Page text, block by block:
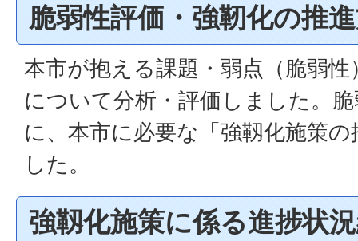
脆弱性評価・強靭化の推
本市が抱える課題・弱点（脆弱
について分析・評価しました。
に、本市に必要な「強靱化施策
した。
強靱化施策に係る進捗状